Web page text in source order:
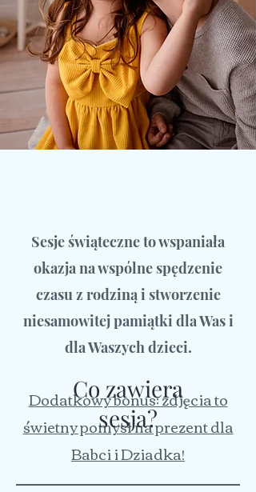
Sesje świąteczne to wspaniała
okazja na wspólne spędzenie
czasu z rodziną i stworzenie
niesamowitej pamiątki dla Was i
dla Waszych dzieci.
Dodatkowy bonus: zdjęcia to
świetny pomysł na prezent dla
Babci i Dziadka!
Co zawiera
sesja?